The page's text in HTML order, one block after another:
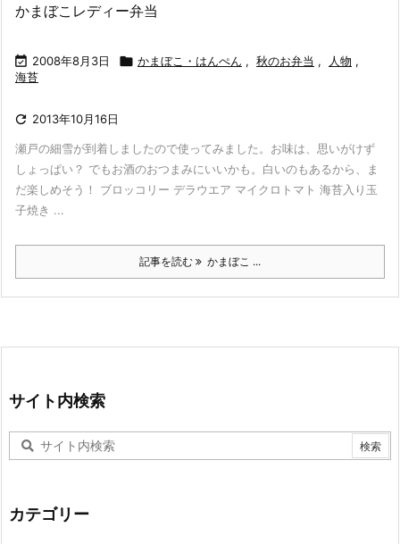
かまぼこレディー弁当
 2008年8月3日  かまぼこ・はんぺん , 秋のお弁当 , 人物 ,
海苔
 2013年10月16日
瀬戸の細雪が到着しましたので使ってみました。お味は、思いがけず
しょっぱい？ でもお酒のおつまみにいいかも。白いのもあるから、ま
だ楽しめそう！ ブロッコリー デラウエア マイクロトマト 海苔入り玉
子焼き ...
記事を読む かまぼこ ...
サイト内検索
カテゴリー